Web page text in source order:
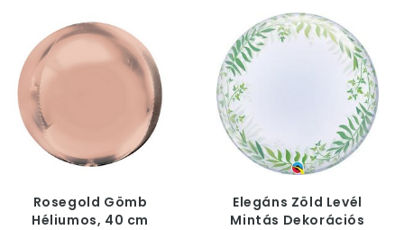
Rosegold Gömb
Héliumos, 40 cm
Elegáns Zöld Levél
Mintás Dekorációs